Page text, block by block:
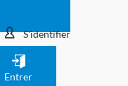
S'identifier